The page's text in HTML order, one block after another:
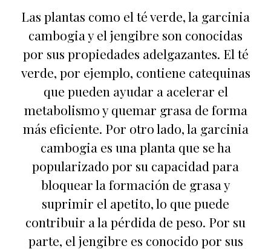
Las plantas como el té verde, la garcinia
cambogia y el jengibre son conocidas
por sus propiedades adelgazantes. El té
verde, por ejemplo, contiene catequinas
que pueden ayudar a acelerar el
metabolismo y quemar grasa de forma
más eficiente. Por otro lado, la garcinia
cambogia es una planta que se ha
popularizado por su capacidad para
bloquear la formación de grasa y
suprimir el apetito, lo que puede
contribuir a la pérdida de peso. Por su
parte, el jengibre es conocido por sus